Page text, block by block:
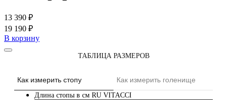
13 390 ₽
19 190 ₽
В корзину
ТАБЛИЦА РАЗМЕРОВ
Как измерить стопу Как измерить голенище
Длина стопы в см RU VITACCI